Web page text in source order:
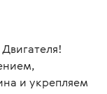
и укрепляем